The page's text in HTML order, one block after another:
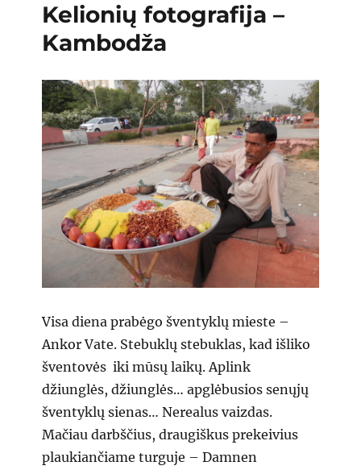
Kelionių fotografija –
Kambodža
Visa diena prabėgo šventyklų mieste –
Ankor Vate. Stebuklų stebuklas, kad išliko
šventovės iki mūsų laikų. Aplink
džiunglės, džiunglės… apglėbusios senųjų
šventyklų sienas… Nerealus vaizdas.
Mačiau darbščius, draugiškus prekeivius
plaukiančiame turguje – Damnen